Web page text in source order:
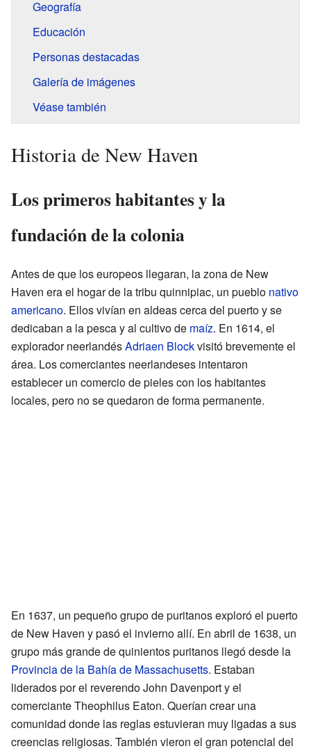
Geografía
Educación
Personas destacadas
Galería de imágenes
Véase también
Historia de New Haven
Los primeros habitantes y la
fundación de la colonia
Antes de que los europeos llegaran, la zona de New
Haven era el hogar de la tribu quinnipiac, un pueblo nativo
americano. Ellos vivían en aldeas cerca del puerto y se
dedicaban a la pesca y al cultivo de maíz. En 1614, el
explorador neerlandésAdriaen Blockvisitó brevemente el
área. Los comerciantes neerlandeses intentaron
establecer un comercio de pieles con los habitantes
locales, pero no se quedaron de forma permanente.
En 1637, un pequeño grupo de puritanos exploró el puerto
de New Haven y pasó el invierno allí. En abril de 1638, un
grupo más grande de quinientos puritanos llegó desde la
Provincia de la Bahía de Massachusetts. Estaban
liderados por el reverendo John Davenport y el
comerciante Theophilus Eaton. Querían crear una
comunidad donde las reglas estuvieran muy ligadas a sus
creencias religiosas. También vieron el gran potencial del